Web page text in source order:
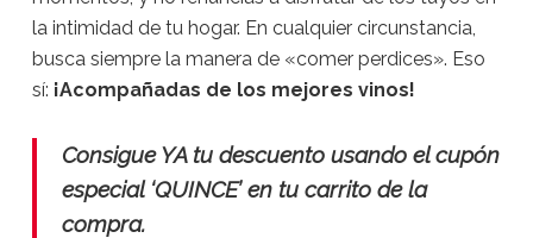
la intimidad de tu hogar. En cualquier circunstancia,
busca siempre la manera de «comer perdices». Eso
sí: ¡Acompañadas de los mejores vinos!
Consigue YA tu descuento usando el cupón
especial ‘QUINCE’ en tu carrito de la
compra.